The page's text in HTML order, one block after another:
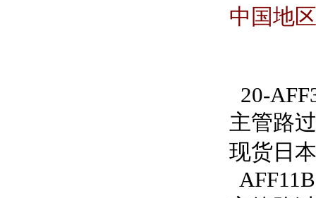
中国地
20-
主管路
现货日